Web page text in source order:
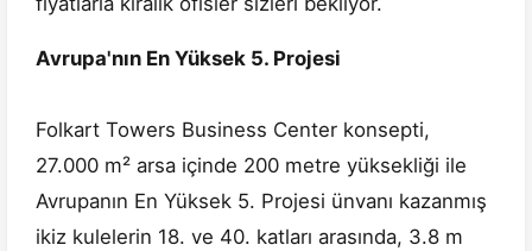
Avrupa'nın En Yüksek 5. Projesi
Folkart Towers Business Center konsepti,
27.000 m² arsa içinde 200 metre yüksekliği ile
Avrupanın En Yüksek 5. Projesi ünvanı kazanmış
ikiz kulelerin 18. ve 40. katları arasında, 3.8 m